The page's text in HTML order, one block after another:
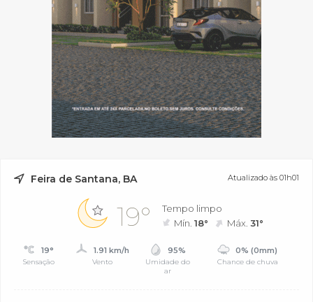
Feira de Santana, BA Atualizado às 01h01
19°
Tempo limpo
Mín.18° Máx.31°
19°
Sensação
1.91 km/h
Vento
95%
Umidade do
ar
0% (0mm)
Chance de chuva